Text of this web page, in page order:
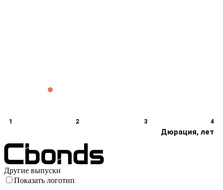
Дюрация, лет
1 2 3 4
Другие выпуски
Показать логотип